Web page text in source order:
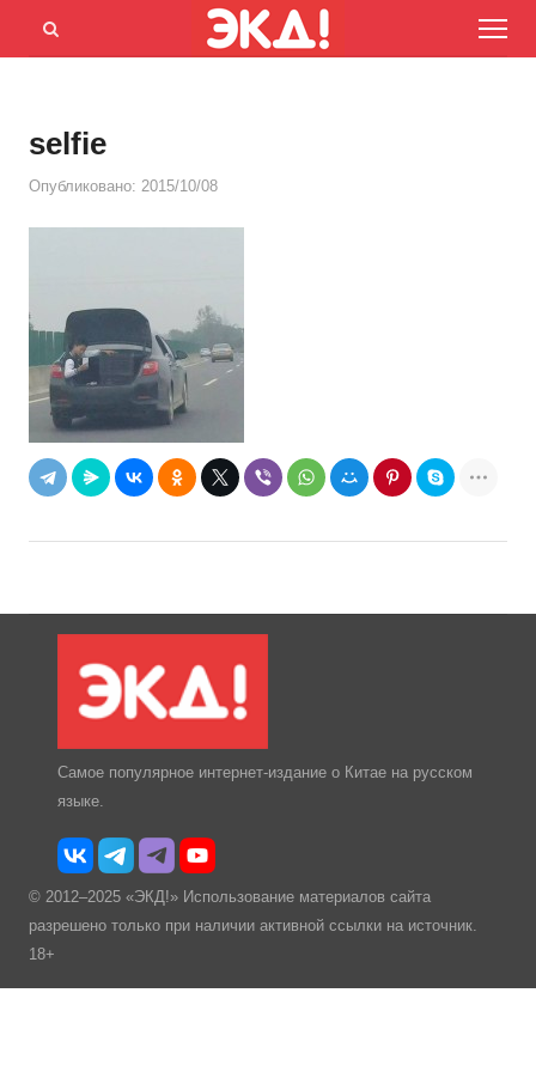
Menu
Открыть
selfie
Опубликовано: 2015/10/08
Самое популярное интернет-издание о Китае на русском
языке.
© 2012–2025 «ЭКД!» Использование материалов сайта
разрешено только при наличии активной ссылки на источник.
18+